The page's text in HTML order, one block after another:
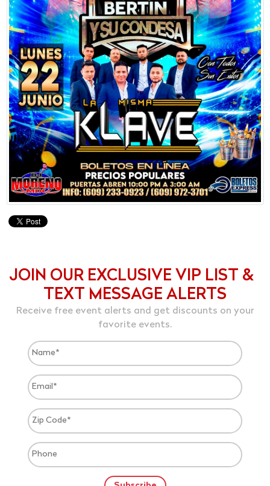
JOIN OUR EXCLUSIVE VIP LIST &
TEXT MESSAGE ALERTS
Receive free event alerts and get discounts on your
favorite events.